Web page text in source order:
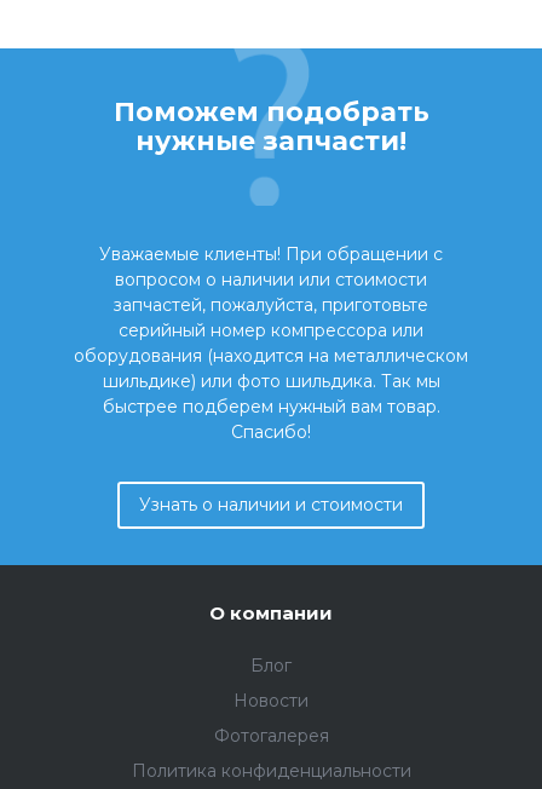
Поможем подобрать
нужные запчасти!
Уважаемые клиенты! При обращении с
вопросом о наличии или стоимости
запчастей, пожалуйста, приготовьте
серийный номер компрессора или
оборудования (находится на металлическом
шильдике) или фото шильдика. Так мы
быстрее подберем нужный вам товар.
Спасибо!
Узнать о наличии и стоимости
О компании
Блог
Новости
Фотогалерея
Политика конфиденциальности